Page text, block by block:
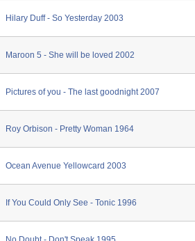
Hilary Duff - So Yesterday 2003
Maroon 5 - She will be loved 2002
Pictures of you - The last goodnight 2007
Roy Orbison - Pretty Woman 1964
Ocean Avenue Yellowcard 2003
If You Could Only See - Tonic 1996